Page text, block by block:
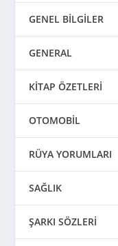
GENEL BİLGİLER
GENERAL
KİTAP ÖZETLERİ
OTOMOBİL
RÜYA YORUMLARI
SAĞLIK
ŞARKI SÖZLERİ